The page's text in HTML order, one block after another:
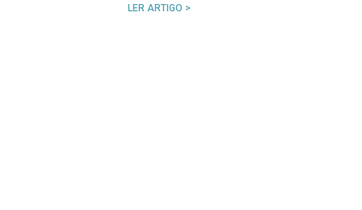
LER ARTIGO >